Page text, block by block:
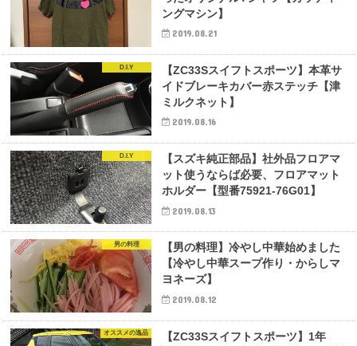
ングマシン】
2019.08.21
D.I.Y
【ZC33Sスイフトスポーツ】本革サ
イドブレーキカバー赤ステッチ【津
ミルクネット】
2019.08.16
D.I.Y
【スズキ純正部品】社外品フロアマ
ット使うならば必要、フロアマット
ホルダー【型番75921-76G01】
2019.08.13
男の料理
【男の料理】冷やし中華始めました
【冷やし中華スープ作り・からしマ
ヨネーズ】
2019.08.12
オススメの逸品
【ZC33Sスイフトスポーツ】1年